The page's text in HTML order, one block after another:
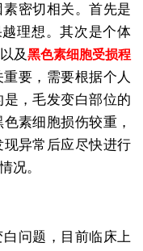
密切相关。首先是
理想。其次是个体
及黑色素细胞受损程
要，需要根据个人
，毛发变白部位的
素细胞损伤较重，
异常后应尽快进行
况。
问题，目前临床上